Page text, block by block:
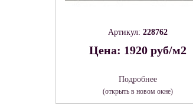
Артикул: 228762
Цена: 1920 руб/м2
Подробнее
(открыть в новом окне)